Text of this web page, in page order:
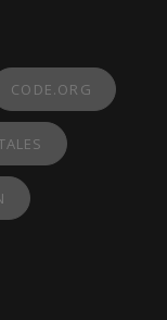
CODE.ORG